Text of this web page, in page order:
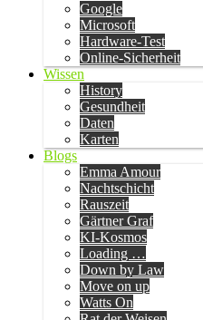
Google
Microsoft
Hardware-Test
Online-Sicherheit
Wissen
History
Gesundheit
Daten
Karten
Blogs
Emma Amour
Nachtschicht
Rauszeit
Gärtner Graf
KI-Kosmos
Loading …
Down by Law
Move on up
Watts On